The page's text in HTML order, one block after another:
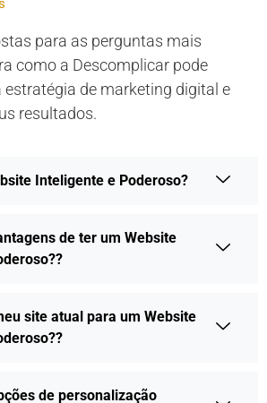
para as perguntas mais
como a Descomplicar pode
de marketing digital e
resultados.
Inteligente e Poderoso?
de ter um Website
site atual para um Website
de personalização